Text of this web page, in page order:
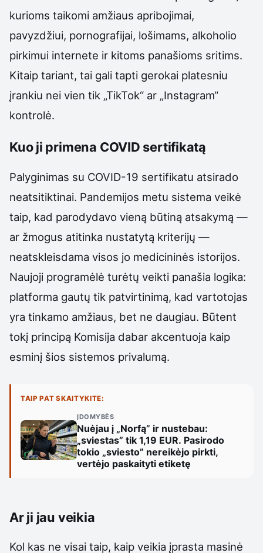
kurioms taikomi amžiaus apribojimai,
pavyzdžiui, pornografijai, lošimams, alkoholio
pirkimui internete ir kitoms panašioms sritims.
Kitaip tariant, tai gali tapti gerokai platesniu
įrankiu nei vien tik „TikTok“ ar „Instagram“
kontrolė.
Kuo ji primena COVID sertifikatą
Palyginimas su COVID-19 sertifikatu atsirado
neatsitiktinai. Pandemijos metu sistema veikė
taip, kad parodydavo vieną būtiną atsakymą —
ar žmogus atitinka nustatytą kriterijų —
neatskleisdama visos jo medicininės istorijos.
Naujoji programėlė turėtų veikti panašia logika:
platforma gautų tik patvirtinimą, kad vartotojas
yra tinkamo amžiaus, bet ne daugiau. Būtent
tokį principą Komisija dabar akcentuoja kaip
esminį šios sistemos privalumą.
TAIP PAT SKAITYKITE:
ĮDOMYBĖS
Nuėjau į „Norfą” ir nustebau:
„sviestas” tik 1,19 EUR. Pasirodo
tokio „sviesto” nereikėjo pirkti,
vertėjo paskaityti etiketę
Ar ji jau veikia
Kol kas ne visai taip, kaip veikia įprasta masinė